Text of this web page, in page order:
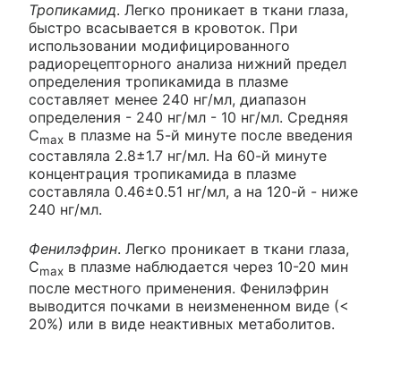
Тропикамид. Легко проникает в ткани глаза,
быстро всасывается в кровоток. При
использовании модифицированного
радиорецепторного анализа нижний предел
определения тропикамида в плазме
составляет менее 240 нг/мл, диапазон
определения - 240 нг/мл - 10 нг/мл. Средняя
Cmax в плазме на 5-й минуте после введения
составляла 2.8±1.7 нг/мл. На 60-й минуте
концентрация тропикамида в плазме
составляла 0.46±0.51 нг/мл, а на 120-й - ниже
240 нг/мл.
Фенилэфрин. Легко проникает в ткани глаза,
Cmax в плазме наблюдается через 10-20 мин
после местного применения. Фенилэфрин
выводится почками в неизмененном виде (<
20%) или в виде неактивных метаболитов.